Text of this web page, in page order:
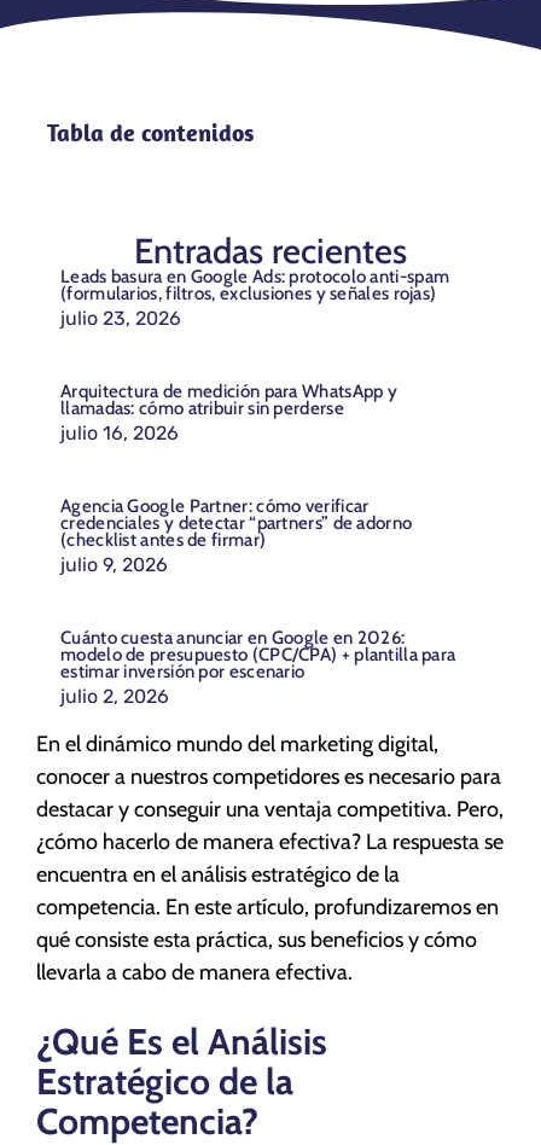
En el dinámico mundo del marketing digital,
conocer a nuestros competidores es necesario para
destacar y conseguir una ventaja competitiva. Pero,
¿cómo hacerlo de manera efectiva? La respuesta se
encuentra en el análisis estratégico de la
competencia. En este artículo, profundizaremos en
qué consiste esta práctica, sus beneficios y cómo
llevarla a cabo de manera efectiva.
¿Qué Es el Análisis
Estratégico de la
Competencia?
Tabla de contenidos
Entradas recientes
Leads basura en Google Ads: protocolo anti-spam
(formularios, filtros, exclusiones y señales rojas)
julio 23, 2026
Arquitectura de medición para WhatsApp y
llamadas: cómo atribuir sin perderse
julio 16, 2026
Agencia Google Partner: cómo verificar
credenciales y detectar “partners” de adorno
(checklist antes de firmar)
julio 9, 2026
Cuánto cuesta anunciar en Google en 2026:
modelo de presupuesto (CPC/CPA) + plantilla para
estimar inversión por escenario
julio 2, 2026